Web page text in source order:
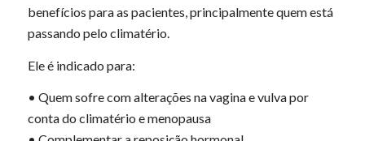
benefícios para as pacientes, principalmente quem está
passando pelo climatério.
Ele é indicado para:
• Quem sofre com alterações na vagina e vulva por
conta do climatério e menopausa